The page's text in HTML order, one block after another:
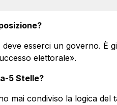
deve esserci un governo. È
elettorale».
5 Stelle?
mai condiviso la logica del